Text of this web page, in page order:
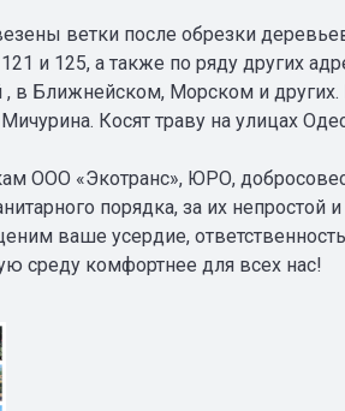
ветки после обрезки
и 125, а также по ряду других
в Ближнейском, Морском и других.
Косят траву на улицах
ООО «Экотранс», ЮРО,
порядка, за их непростой
ваше усердие,
среду комфортнее для всех нас!